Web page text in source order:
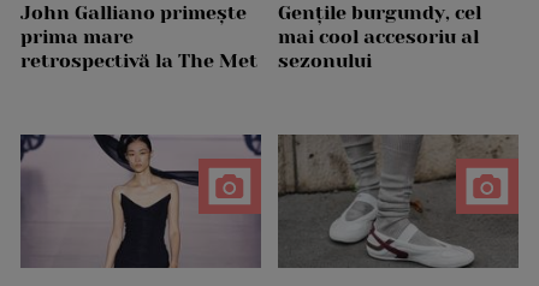
John Galliano primește
prima mare
retrospectivă la The Met
Gențile burgundy, cel
mai cool accesoriu al
sezonului